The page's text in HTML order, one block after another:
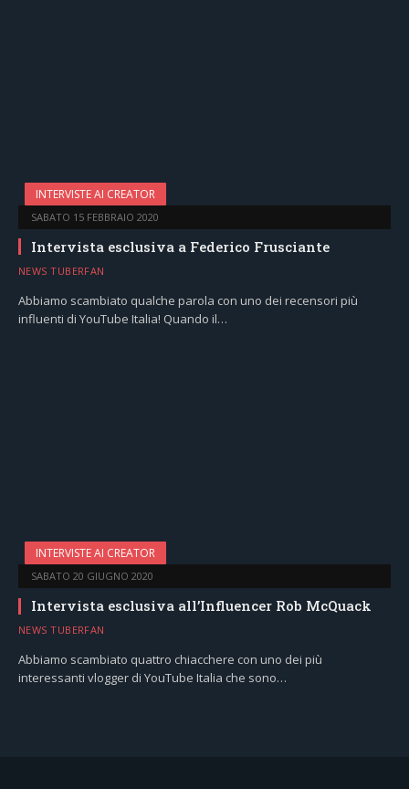
INTERVISTE AI CREATOR
SABATO 15 FEBBRAIO 2020
Intervista esclusiva a Federico Frusciante
NEWS TUBERFAN
Abbiamo scambiato qualche parola con uno dei recensori più
influenti di YouTube Italia! Quando il…
INTERVISTE AI CREATOR
SABATO 20 GIUGNO 2020
Intervista esclusiva all’Influencer Rob McQuack
NEWS TUBERFAN
Abbiamo scambiato quattro chiacchere con uno dei più
interessanti vlogger di YouTube Italia che sono…